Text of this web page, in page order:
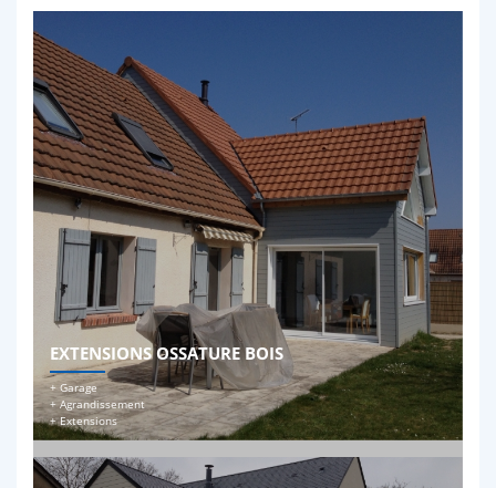
EXTENSIONS OSSATURE BOIS
+ Garage
+ Agrandissement
+ Extensions